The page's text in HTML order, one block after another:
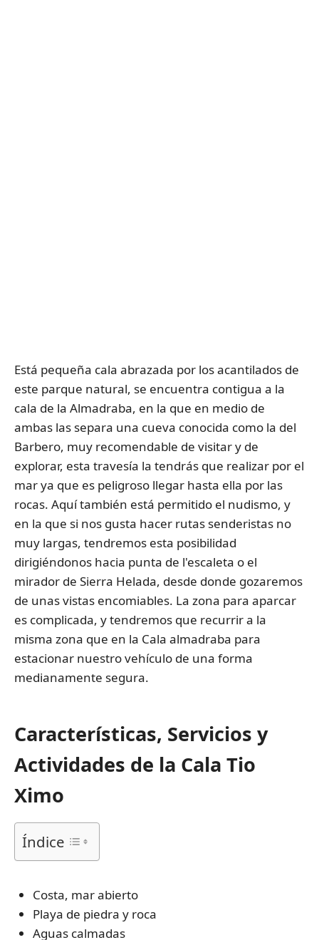
Está pequeña cala abrazada por los acantilados de
este parque natural, se encuentra contigua a la
cala de la Almadraba, en la que en medio de
ambas las separa una cueva conocida como la del
Barbero, muy recomendable de visitar y de
explorar, esta travesía la tendrás que realizar por el
mar ya que es peligroso llegar hasta ella por las
rocas. Aquí también está permitido el nudismo, y
en la que si nos gusta hacer rutas senderistas no
muy largas, tendremos esta posibilidad
dirigiéndonos hacia punta de l'escaleta o el
mirador de Sierra Helada, desde donde gozaremos
de unas vistas encomiables. La zona para aparcar
es complicada, y tendremos que recurrir a la
misma zona que en la Cala almadraba para
estacionar nuestro vehículo de una forma
medianamente segura.
Características, Servicios y
Actividades de la Cala Tio
Ximo
Índice
Costa, mar abierto
Playa de piedra y roca
Aguas calmadas